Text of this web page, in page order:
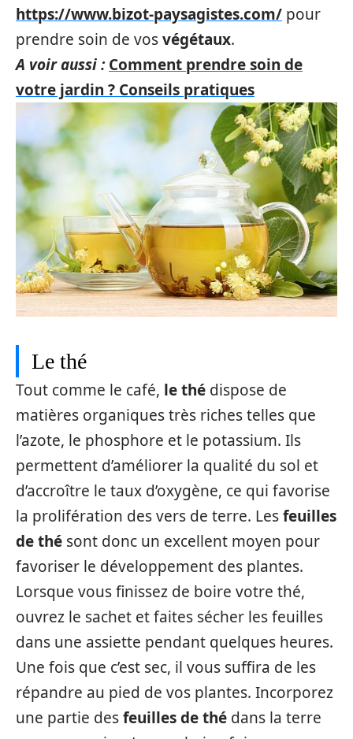
https://www.bizot-paysagistes.com/ pour
prendre soin de vosvégétaux.
A voir aussi : Comment prendre soin de
votre jardin ? Conseils pratiques
Le thé
Tout comme le café, le thé dispose de
matières organiques très riches telles que
l’azote, le phosphore et le potassium. Ils
permettent d’améliorer la qualité du sol et
d’accroître le taux d’oxygène, ce qui favorise
la prolifération des vers de terre. Lesfeuilles
de thé sont donc un excellent moyen pour
favoriser le développement des plantes.
Lorsque vous finissez de boire votre thé,
ouvrez le sachet et faites sécher les feuilles
dans une assiette pendant quelques heures.
Une fois que c’est sec, il vous suffira de les
répandre au pied de vos plantes. Incorporez
une partie desfeuilles de thé dans la terre